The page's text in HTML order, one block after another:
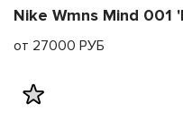
Nike Wmns Mind 001
от 27000 РУБ